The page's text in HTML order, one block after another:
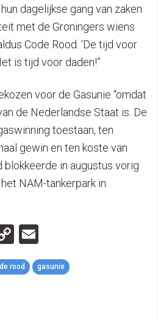
dagelijkse gang van zaken
met de Groningers wiens
Code Rood. ‘De tijd voor
is tijd voor daden!”
voor de Gasunie “omdat
de Nederlandse Staat is. De
toestaan, ten
gewin en ten koste van
blokkeerde in augustus vorig
NAM-tankerpark in
Copy
Link
rood gasunie